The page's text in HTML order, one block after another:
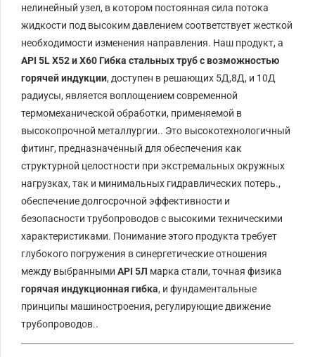
нелинейный узел, в котором постоянная сила потока
жидкости под высоким давлением соответствует жесткой
необходимости изменения направления. Наш продукт, а
API 5L X52 и X60 Гибка стальных труб с возможностью
горячей индукции, доступен в решающих 5Д,8Д, и 10Д
радиусы, является воплощением современной
термомеханической обработки, применяемой в
высокопрочной металлургии.. Это высокотехнологичный
фитинг, предназначенный для обеспечения как
структурной целостности при экстремальных окружных
нагрузках, так и минимальных гидравлических потерь.,
обеспечение долгосрочной эффективности и
безопасности трубопроводов с высокими техническими
характеристиками. Понимание этого продукта требует
глубокого погружения в синергетические отношения
между выбранными API 5Л марка стали, точная физика
горячая индукционная гибка, и фундаментальные
принципы машиностроения, регулирующие движение
трубопроводов..